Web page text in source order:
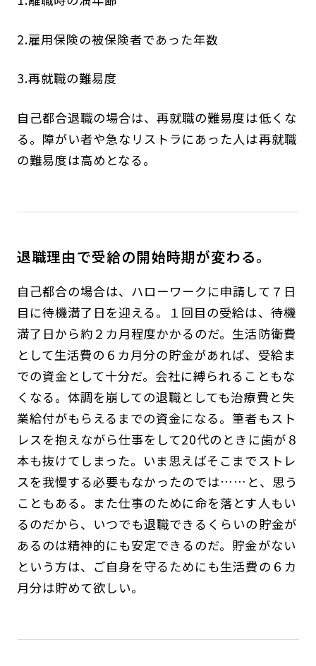
2.雇用保険の被保険者であった年数
3.再就職の難易度
自己都合退職の場合は、再就職の難易度は低くな
る。障がい者や急なリストラにあった人は再就職
の難易度は高めとなる。
退職理由で受給の開始時期が変わる。
自己都合の場合は、ハローワークに申請して７日
目に待機満了日を迎える。１回目の受給は、待機
満了日から約２カ月程度かかるのだ。生活防衛費
として生活費の６カ月分の貯金があれば、受給ま
での資金として十分だ。会社に縛られることもな
くなる。体調を崩しての退職としても治療費と失
業給付がもらえるまでの資金になる。筆者もスト
レスを抱えながら仕事をして20代のときに歯が８
本も抜けてしまった。いま思えばそこまでストレ
スを我慢する必要もなかったのでは……と、思う
こともある。また仕事のために命を落とす人もい
るのだから、いつでも退職できるくらいの貯金が
あるのは精神的にも安定できるのだ。貯金がない
という方は、ご自身を守るためにも生活費の６カ
月分は貯めて欲しい。